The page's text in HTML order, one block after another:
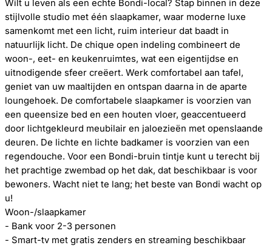
Wilt u leven als een echte Bondi-local? Stap binnen in deze
stijlvolle studio met één slaapkamer, waar moderne luxe
samenkomt met een licht, ruim interieur dat baadt in
natuurlijk licht. De chique open indeling combineert de
woon-, eet- en keukenruimtes, wat een eigentijdse en
uitnodigende sfeer creëert. Werk comfortabel aan tafel,
geniet van uw maaltijden en ontspan daarna in de aparte
loungehoek. De comfortabele slaapkamer is voorzien van
een queensize bed en een houten vloer, geaccentueerd
door lichtgekleurd meubilair en jaloezieën met openslaande
deuren. De lichte en lichte badkamer is voorzien van een
regendouche. Voor een Bondi-bruin tintje kunt u terecht bij
het prachtige zwembad op het dak, dat beschikbaar is voor
bewoners. Wacht niet te lang; het beste van Bondi wacht op
u!
Woon-/slaapkamer
- Bank voor 2-3 personen
- Smart-tv met gratis zenders en streaming beschikbaar